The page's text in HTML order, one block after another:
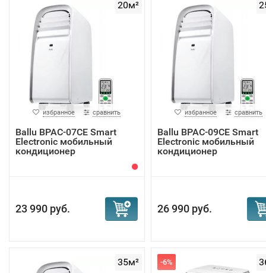
20м²
избранное сравнить
Ballu BPAC-07CE Smart
Electronic мобильный
кондиционер
23 990 руб.
избранное сравнить
Ballu BPAC-09CE Smart
Electronic мобильный
кондиционер
26 990 руб.
35м² -6%